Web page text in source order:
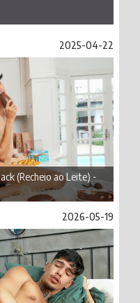
2025-04-22
(Recheio ao Leite) -
2026-05-19